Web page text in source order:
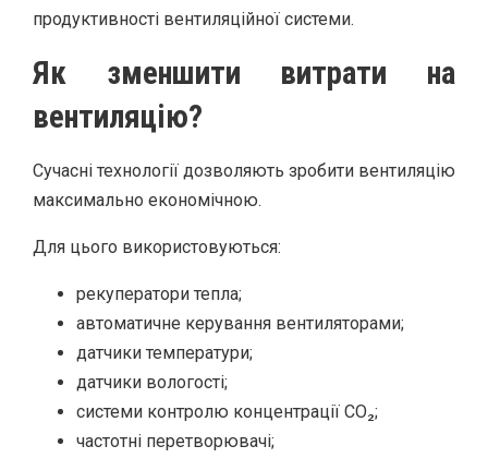
продуктивності вентиляційної системи.
Як зменшити витрати на
вентиляцію?
Сучасні технології дозволяють зробити вентиляцію
максимально економічною.
Для цього використовуються:
рекуператори тепла;
автоматичне керування вентиляторами;
датчики температури;
датчики вологості;
системи контролю концентрації CO₂;
частотні перетворювачі;